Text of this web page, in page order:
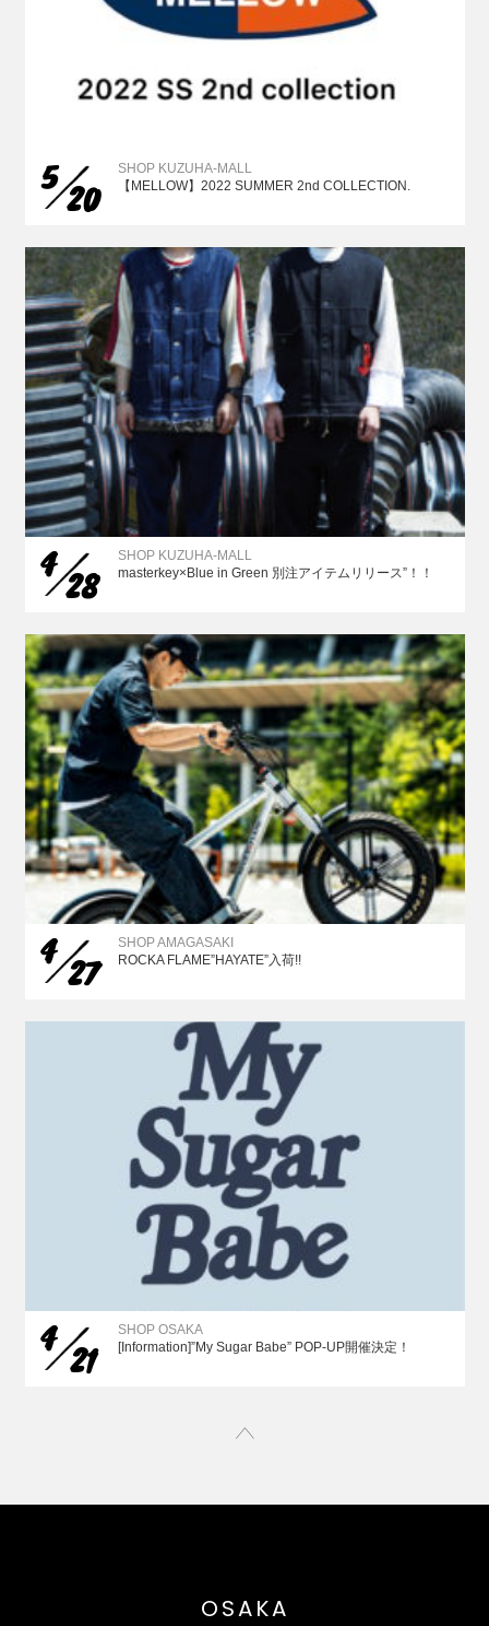
520
SHOP KUZUHA-MALL
【MELLOW】2022 SUMMER 2nd COLLECTION.
4 28
SHOP KUZUHA-MALL
masterkey×Blue in Green 別注アイテムリリース”！！
4 27
SHOP AMAGASAKI
ROCKA FLAME”HAYATE”入荷!!
4 21
SHOP OSAKA
[Information]”My Sugar Babe” POP-UP開催決定！
OSAKA